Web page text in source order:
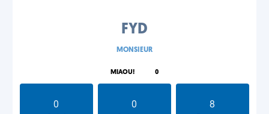
FYD
MONSIEUR
MIAOU! 0
0
0
8